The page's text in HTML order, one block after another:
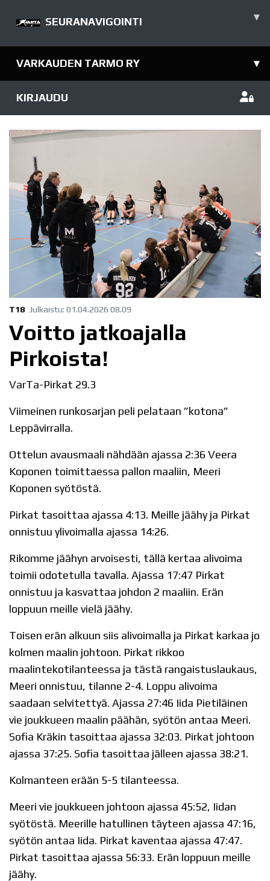
SEURANAVIGOINTI ▾
VARKAUDEN TARMO RY ▾
KIRJAUDU
T18 Julkaistu: 01.04.2026 08.09
Voitto jatkoajalla
Pirkoista!
VarTa-Pirkat 29.3
Viimeinen runkosarjan peli pelataan ”kotona”
Leppävirralla.
Ottelun avausmaali nähdään ajassa 2:36 Veera
Koponen toimittaessa pallon maaliin, Meeri
Koponen syötöstä.
Pirkat tasoittaa ajassa 4:13. Meille jäähy ja Pirkat
onnistuu ylivoimalla ajassa 14:26.
Rikomme jäähyn arvoisesti, tällä kertaa alivoima
toimii odotetulla tavalla. Ajassa 17:47 Pirkat
onnistuu ja kasvattaa johdon 2 maaliin. Erän
loppuun meille vielä jäähy.
Toisen erän alkuun siis alivoimalla ja Pirkat karkaa jo
kolmen maalin johtoon. Pirkat rikkoo
maalintekotilanteessa ja tästä rangaistuslaukaus,
Meeri onnistuu, tilanne 2-4. Loppu alivoima
saadaan selvitettyä. Ajassa 27:46 Iida Pietiläinen
vie joukkueen maalin päähän, syötön antaa Meeri.
Sofia Kräkin tasoittaa ajassa 32:03. Pirkat johtoon
ajassa 37:25. Sofia tasoittaa jälleen ajassa 38:21.
Kolmanteen erään 5-5 tilanteessa.
Meeri vie joukkueen johtoon ajassa 45:52, Iidan
syötöstä. Meerille hatullinen täyteen ajassa 47:16,
syötön antaa Iida. Pirkat kaventaa ajassa 47:47.
Pirkat tasoittaa ajassa 56:33. Erän loppuun meille
jäähy.